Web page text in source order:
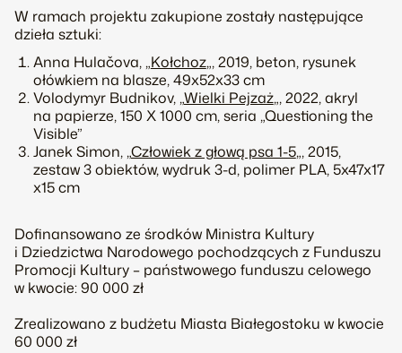
W ramach projektu zakupione zostały następujące
dzieła sztuki:
Anna Hulačova, „Kołchoz„, 2019, beton, rysunek
ołówkiem na blasze, 49x52x33 cm
Volodymyr Budnikov, „Wielki Pejzaż„, 2022, akryl
na papierze, 150 X 1000 cm, seria „Questioning the
Visible”
Janek Simon, „Człowiek z głową psa 1-5„, 2015,
zestaw 3 obiektów, wydruk 3-d, polimer PLA, 5x47x17
x15 cm
Dofinansowano ze środków Ministra Kultury
i Dziedzictwa Narodowego pochodzących z Funduszu
Promocji Kultury – państwowego funduszu celowego
w kwocie: 90 000 zł
Zrealizowano z budżetu Miasta Białegostoku w kwocie
60 000 zł